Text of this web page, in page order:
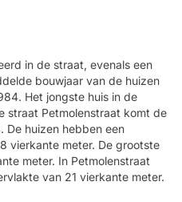
in de straat, evenals een
bouwjaar van de huizen
Het jongste huis in de
straat Petmolenstraat komt de
De huizen hebben een
vierkante meter. De grootste
meter. In Petmolenstraat
van 21 vierkante meter.